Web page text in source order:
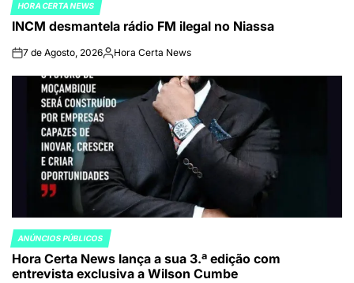
POSTED
IN
HORA CERTA NEWS
INCM desmantela rádio FM ilegal no Niassa
on7 de Agosto, 2026Publicado
Hora Certa News
POSTED
IN
ANÚNCIOS PÚBLICOS
Hora Certa News lança a sua 3.ª edição com
entrevista exclusiva a Wilson Cumbe